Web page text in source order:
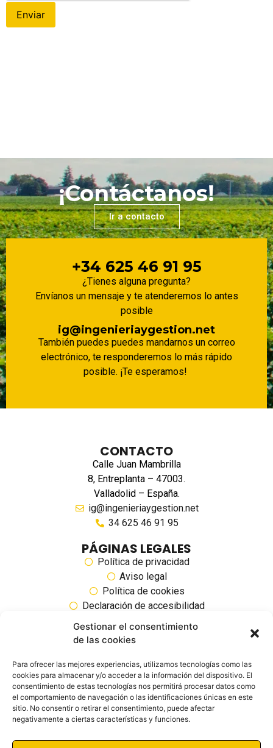
Gestionar el consentimiento
de las cookies
Para ofrecer las mejores experiencias, utilizamos tecnologías como las
cookies para almacenar y/o acceder a la información del dispositivo. El
consentimiento de estas tecnologías nos permitirá procesar datos como
el comportamiento de navegación o las identificaciones únicas en este
sitio. No consentir o retirar el consentimiento, puede afectar
negativamente a ciertas características y funciones.
¡Contáctanos!
Ir a contacto
+34 625 46 91 95
¿Tienes alguna pregunta?
Envíanos un mensaje y te atenderemos lo antes
posible
ig@ingenieriaygestion.net
También puedes puedes mandarnos un correo
electrónico, te responderemos lo más rápido
posible. ¡Te esperamos!
CONTACTO
Calle Juan Mambrilla
8, Entreplanta – 47003.
Valladolid – España.
ig@ingenieriaygestion.net
34 625 46 91 95
PÁGINAS LEGALES
Política de privacidad
Aviso legal
Política de cookies
Declaración de accesibilidad
SIGUENOS EN REDES SOCIALES